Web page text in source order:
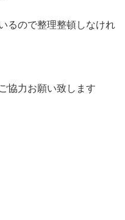
るので整理整頓しなけれ
協力お願い致します